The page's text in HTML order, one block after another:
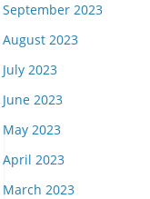
September 2023
August 2023
July 2023
June 2023
May 2023
April 2023
March 2023